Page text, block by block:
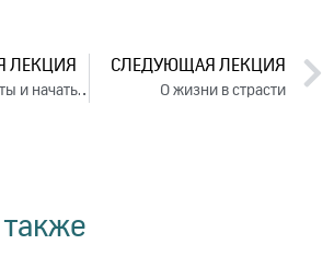
ЛЕКЦИЯ
Как уйти с работы и начать свое дело
СЛЕДУЮЩАЯ ЛЕКЦИЯ
О жизни в страсти